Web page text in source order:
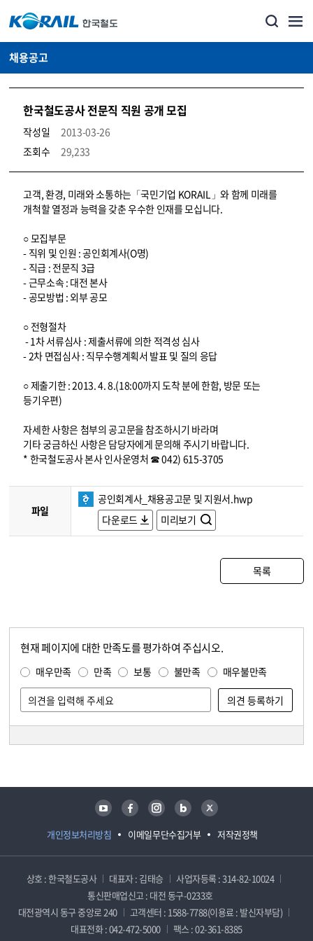
채용공고
한국철도공사 전문직 직원 공개 모집
작성일
2013-03-26
조회수
29,233
코레일소개_경영공시_채용공고 상세보기 – 내용, 파일, 담당자 연락처로 구성
고객, 환경, 미래와 소통하는「국민기업 KORAIL」와 함께 미래를
개척할 열정과 능력을 갖춘 우수한 인재를 모십니다.
○ 모집부문
- 직위 및 인원 : 공인회계사(O명)
- 직급 : 전문직 3급
- 근무소속 : 대전 본사
- 공모방법 : 외부 공모
○ 전형절차
- 1차 서류심사 : 제출서류에 의한 적격성 심사
- 2차 면접심사 : 직무수행계획서 발표 및 질의 응답
○ 제출기한 : 2013. 4. 8.(18:00까지 도착 분에 한함, 방문 또는
등기우편)
자세한 사항은 첨부의 공고문을 참조하시기 바라며
기타 궁금하신 사항은 담당자에게 문의해 주시기 바랍니다.
* 한국철도공사 본사 인사운영처 ☎ 042) 615-3705
파일
공인회계사_채용공고문 및 지원서.hwp
다운로드
미리보기
목록
현재 페이지에 대한 만족도를 평가하여 주십시오.
매우만족 만족 보통 불만족 매우불만족
개인정보처리방침 이메일무단수집거부 저작권정책
유튜브 페이스북 인스타그램 블로그 트위터
상호 : 한국철도공사 대표자 : 김태승
사업자등록 : 314-82-10024
통신판매업신고 : 대전 동구-0233호
대전광역시 동구 중앙로 240
고객센터 : 1588-7788(이용료 : 발신자부담)
대표전화 : 042-472-5000
팩스 : 02-361-8385